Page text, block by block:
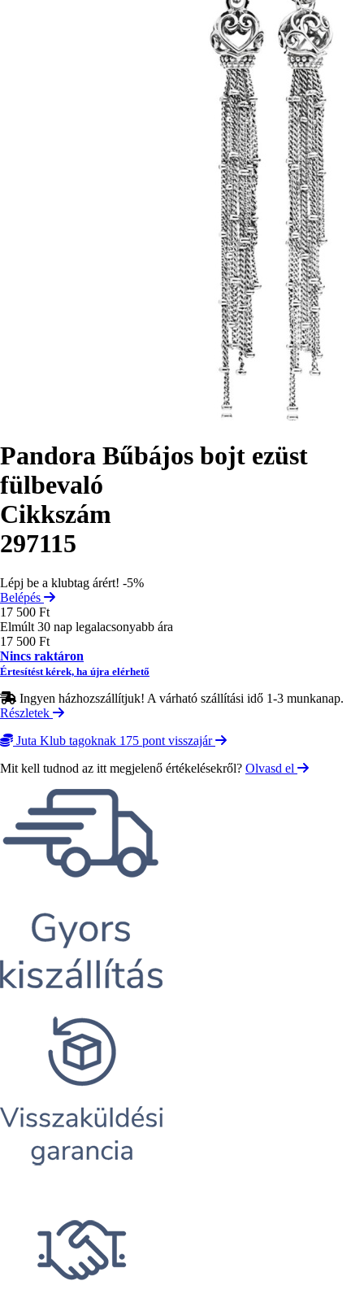
Pandora Bűbájos bojt ezüst
fülbevaló
Cikkszám
297115
Lépj be a klubtag árért! -5%
Belépés
17 500 Ft
Elmúlt 30 nap legalacsonyabb ára
17 500 Ft
Nincs raktáron
Értesítést kérek, ha újra elérhető
Ingyen házhozszállítjuk! A várható szállítási idő 1-3 munkanap.
Részletek
Juta Klub tagoknak 175 pont visszajár
Mit kell tudnod az itt megjelenő értékelésekről? Olvasd el